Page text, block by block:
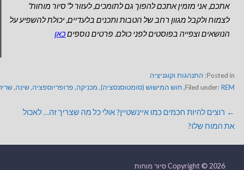
אתכם, אני מזמין אתכם להפוך גם לתומכים, לעזור ל”סיור מוחות”
לצמוח ולקבל מגוון רחב של הטבות ותכנים בלעדיים, יכולת להשפיע על
הנושאים וצפייה בפוסטים לפני כולם. פרטים נוספים כאן
Posted in: התנהגות וקוגניציה
Filed under: REM
, חוש המישוש (סומטוסנסציה), מכניקה, פרופריוספציה,שינה,
← רוצים להיות חכמים כמו איינשטיין? אולי כל מה שצריך זה… לאכול
את המוח שלו?
Copyright © 2026 סיור מוחות